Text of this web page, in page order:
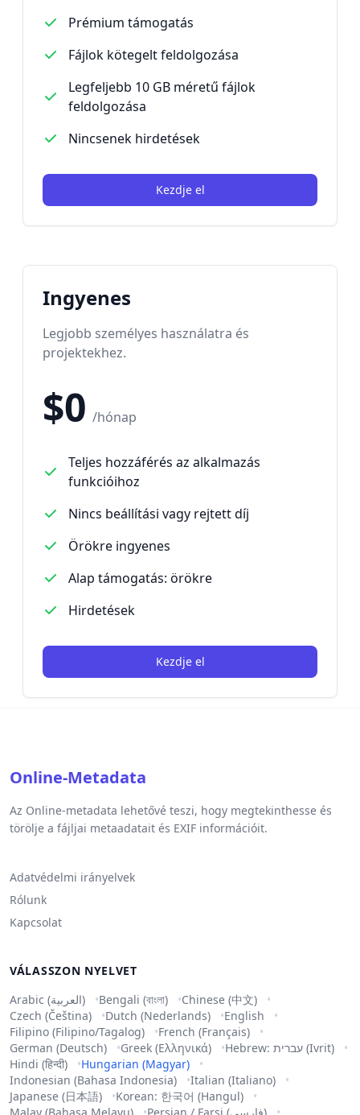
Prémium támogatás
Fájlok kötegelt feldolgozása
Legfeljebb 10 GB méretű fájlok
feldolgozása
Nincsenek hirdetések
Kezdje el
Ingyenes
Legjobb személyes használatra és
projektekhez.
$0 /hónap
Teljes hozzáférés az alkalmazás
funkcióihoz
Nincs beállítási vagy rejtett díj
Örökre ingyenes
Alap támogatás: örökre
Hirdetések
Kezdje el
Online-Metadata
Az Online-metadata lehetővé teszi, hogy megtekinthesse és
törölje a fájljai metaadatait és EXIF információit.
Adatvédelmi irányelvek
Rólunk
Kapcsolat
VÁLASSZON NYELVET
Arabic (العربية)
Bengali (বাংলা)
Chinese (中文)
Czech (Čeština)
Dutch (Nederlands)
English
Filipino (Filipino/Tagalog)
French (Français)
German (Deutsch)
Greek (Ελληνικά)
Hebrew: עברית (Ivrit)
Hindi (हिन्दी)
Hungarian (Magyar)
Indonesian (Bahasa Indonesia)
Italian (Italiano)
Japanese (日本語)
Korean: 한국어 (Hangul)